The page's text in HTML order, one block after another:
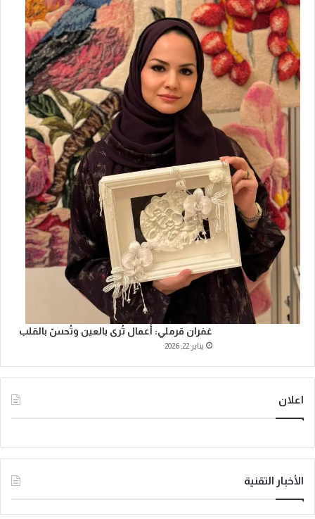
غفران قرملي: أعمال تُرى بالعين وتُحسّ بالقلب
يناير 22, 2026
اعلان
الأخبار التقنية